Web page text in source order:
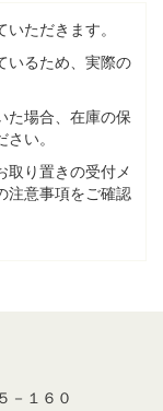
ただきます。
いるため、実際の
た場合、在庫の保
い。
取り置きの受付メ
注意事項をご確認
－１６０